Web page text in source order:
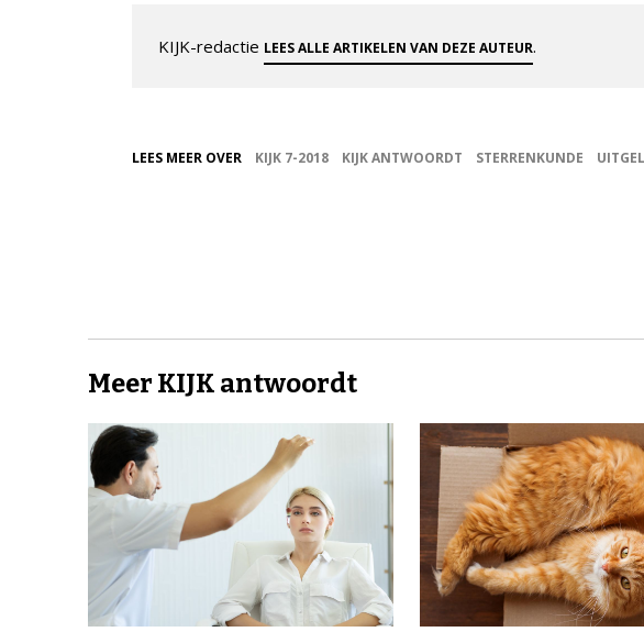
KIJK-redactie LEES ALLE ARTIKELEN VAN DEZE AUTEUR.
LEES MEER OVER KIJK 7-2018 KIJK ANTWOORDT STERRENKUNDE
Meer KIJK antwoordt